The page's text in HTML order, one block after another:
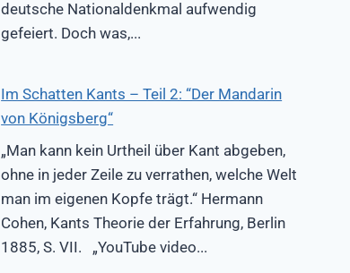
deutsche Nationaldenkmal aufwendig
gefeiert. Doch was,...
Im Schatten Kants – Teil 2: “Der Mandarin
von Königsberg“
„Man kann kein Urtheil über Kant abgeben,
ohne in jeder Zeile zu verrathen, welche Welt
man im eigenen Kopfe trägt.“ Hermann
Cohen, Kants Theorie der Erfahrung, Berlin
1885, S. VII. „YouTube video...